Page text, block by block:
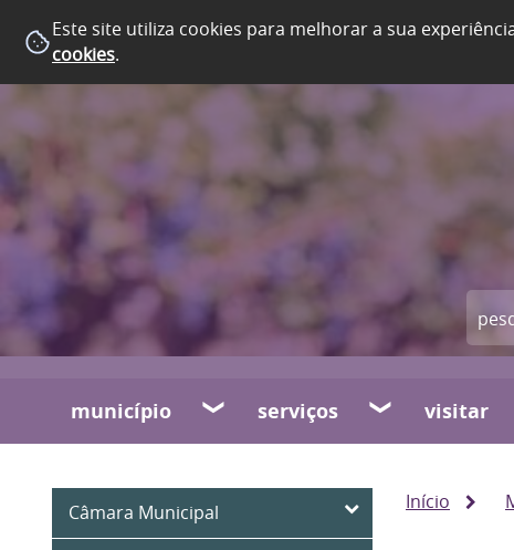
Este site utiliza cookies para melhorar a sua
cookies.
município serviços visitar
Câmara Municipal Início